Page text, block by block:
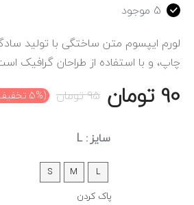
5 موجود
لورم ایپسوم متن ساختگی با تولید
چاپ، و با استفاده از طراحان گرافیک
90تومان 95تومان (5% تخفیف)
سایز: L
L
M
S
پاک کردن